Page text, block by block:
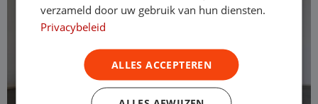
verzameld door uw gebruik van hun diensten.
Privacybeleid
ALLES ACCEPTEREN